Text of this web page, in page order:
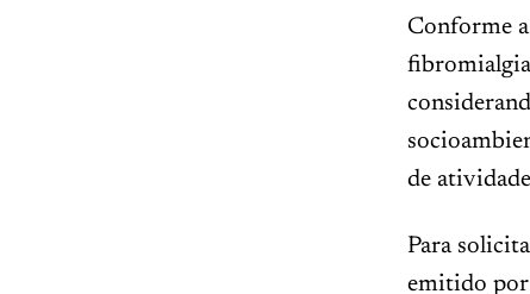
Conforme
fibromialgia
de
Para
emitido por